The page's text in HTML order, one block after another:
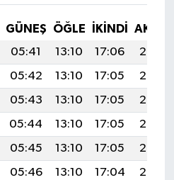
GÜNEŞ ÖĞLE İKINDI
05:41 13:10 17:06
20:29
05:42 13:10 17:05
20:28
05:43 13:10 17:05
20:27
05:44 13:10 17:05
20:26
05:45 13:10 17:05
20:25
05:46 13:10 17:04
20:24